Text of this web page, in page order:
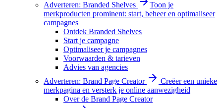
Adverteren: Branded Shelves
Toon je
merkproducten prominent: start, beheer en optimaliseer
campagnes
Ontdek Branded Shelves
Start je campagne
Optimaliseer je campagnes
Voorwaarden & tarieven
Advies van agencies
Adverteren: Brand Page Creator
Creëer een unieke
merkpagina en versterk je online aanwezigheid
Over de Brand Page Creator